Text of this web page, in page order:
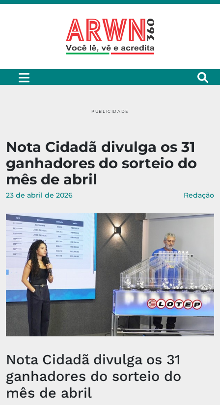
PUBLICIDADE
Nota Cidadã divulga os 31
ganhadores do sorteio do
mês de abril
23 de abril de 2026 Redação
Nota Cidadã divulga os 31
ganhadores do sorteio do
mês de abril